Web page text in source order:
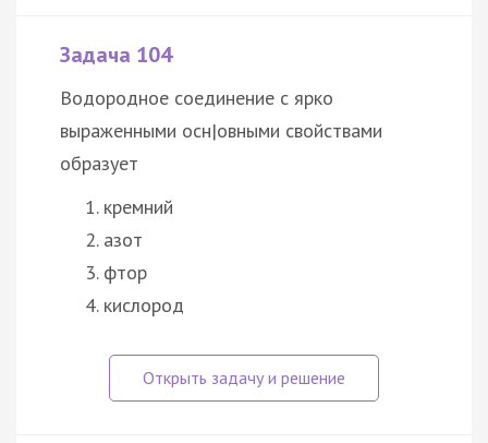
Задача 104
Водородное соединение с ярко
выраженными осн|овными свойствами
образует
кремний
азот
фтор
кислород